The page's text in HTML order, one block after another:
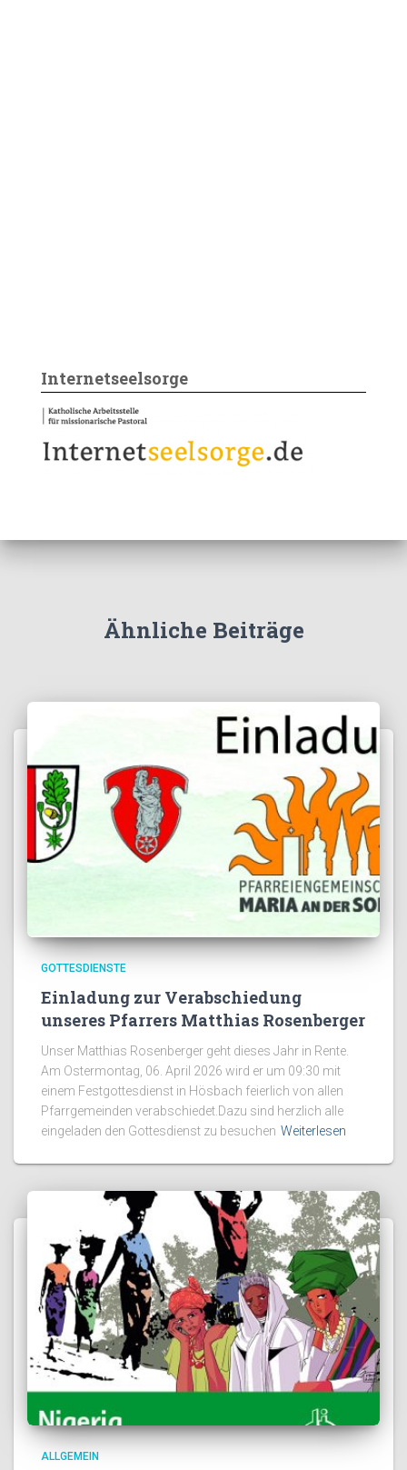
Internetseelsorge
Ähnliche Beiträge
GOTTESDIENSTE
Einladung zur Verabschiedung
unseres Pfarrers Matthias Rosenberger
Unser Matthias Rosenberger geht dieses Jahr in Rente.
Am Ostermontag, 06. April 2026 wird er um 09:30 mit
einem Festgottesdienst in Hösbach feierlich von allen
Pfarrgemeinden verabschiedet.Dazu sind herzlich alle
eingeladen den Gottesdienst zu besuchen Weiterlesen
ALLGEMEIN